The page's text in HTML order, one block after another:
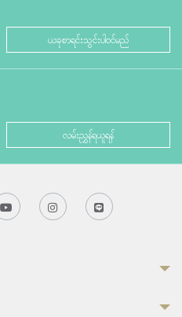
ယခုစာရင်းသွင်းပါဝင်မည်
လမ်းညွှန်ရယူရန်